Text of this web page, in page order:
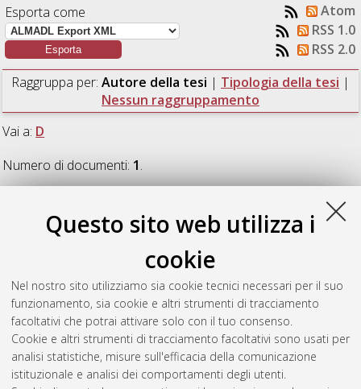
Questo sito web utilizza i
cookie
Nel nostro sito utilizziamo sia cookie tecnici necessari per il suo
funzionamento, sia cookie e altri strumenti di tracciamento
facoltativi che potrai attivare solo con il tuo consenso.
Cookie e altri strumenti di tracciamento facoltativi sono usati per
analisi statistiche, misure sull'efficacia della comunicazione
istituzionale e analisi dei comportamenti degli utenti.
Esporta come
Atom
RSS 1.0
RSS 2.0
Raggruppa per: Autore della tesi | Tipologia della tesi |
Nessun raggruppamento
Vai a: D
Numero di documenti: 1.
Studio di un sistema meccanico per il
[Laurea], Università di Bologna, Corso di Studio inIngegneria
aerospaziale [L-DM270] - Forli' , Documento ad accesso
riservato.
Questa lista e' stata generata ilSat Aug 8 22:46:35 2026